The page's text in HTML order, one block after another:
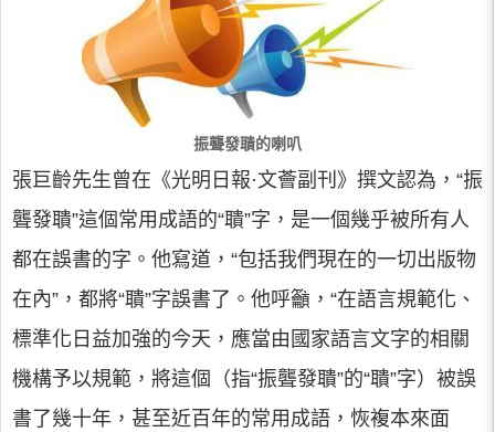
振聾發聵的喇叭
張巨齡先生曾在《光明日報·文薈副刊》撰文認為，“振
聾發聵”這個常用成語的“聵”字，是一個幾乎被所有人
都在誤書的字。他寫道，“包括我們現在的一切出版物
在內”，都將“聵”字誤書了。他呼籲，“在語言規範化、
標準化日益加強的今天，應當由國家語言文字的相關
機構予以規範，將這個（指“振聾發聵”的“聵”字）被誤
書了幾十年，甚至近百年的常用成語，恢複本來面